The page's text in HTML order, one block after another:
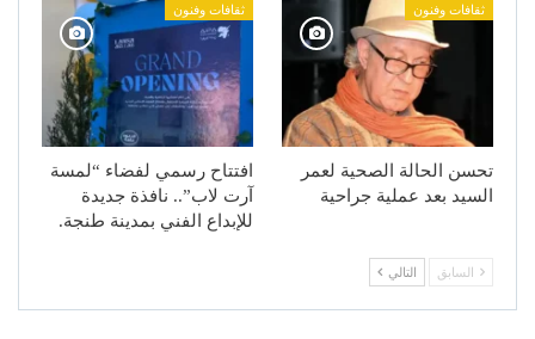
ثقافات وفنون
تحسن الحالة الصحية لعمر
السيد بعد عملية جراحية
ثقافات وفنون
افتتاح رسمي لفضاء “لمسة
آرت لاب”.. نافذة جديدة
للإبداع الفني بمدينة طنجة.
السابق التالي